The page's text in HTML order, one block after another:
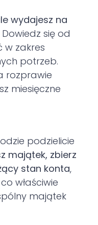
wydajesz na
Dowiedz się od
w zakres
potrzeb.
rozprawie
miesięczne
podzielicie
majątek, zbierz
stan konta,
właściwie
majątek